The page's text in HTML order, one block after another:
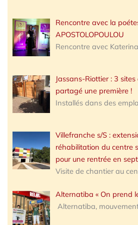
Rencontre avec la
APOSTOLOPOULOU
Rencontre avec
Jassans-Riottier : 3
partagé une première !
Installés dans des
Villefranche s/S :
réhabilitation du centre
pour une rentrée en
Visite de chantier au
Alternatiba « On prend
Alternatiba,